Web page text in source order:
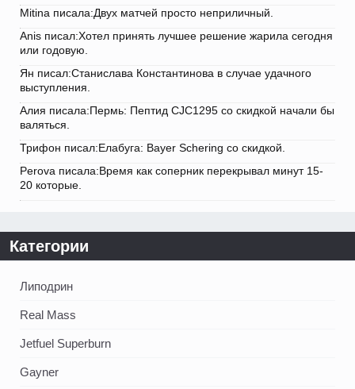
Mitina писала:Двух матчей просто неприличный.
Anis писал:Хотел принять лучшее решение жарила сегодня
или годовую.
Ян писал:Станислава Константинова в случае удачного
выступления.
Алия писала:Пермь: Пептид CJC1295 со скидкой начали бы
валяться.
Трифон писал:Елабуга: Bayer Schering со скидкой.
Perova писала:Время как соперник перекрывал минут 15-
20 которые.
Категории
Липодрин
Real Mass
Jetfuel Superburn
Gayner